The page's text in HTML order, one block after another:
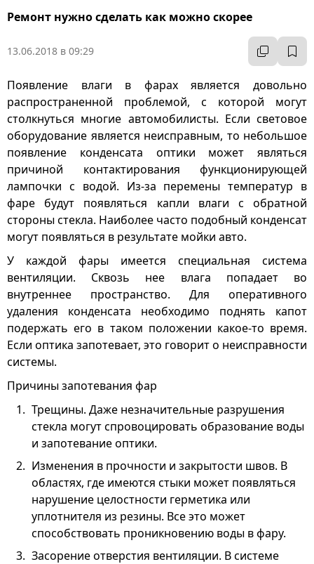
Ремонт нужно сделать как можно скорее
13.06.2018 в 09:29
Появление влаги в фарах является довольно
распространенной проблемой, с которой могут
столкнуться многие автомобилисты. Если световое
оборудование является неисправным, то небольшое
появление конденсата оптики может являться
причиной контактирования функционирующей
лампочки с водой. Из-за перемены температур в
фаре будут появляться капли влаги с обратной
стороны стекла. Наиболее часто подобный конденсат
могут появляться в результате мойки авто.
У каждой фары имеется специальная система
вентиляции. Сквозь нее влага попадает во
внутреннее пространство. Для оперативного
удаления конденсата необходимо поднять капот
подержать его в таком положении какое-то время.
Если оптика запотевает, это говорит о неисправности
системы.
Причины запотевания фар
Трещины. Даже незначительные разрушения
стекла могут спровоцировать образование воды
и запотевание оптики.
Изменения в прочности и закрытости швов. В
областях, где имеются стыки может появляться
нарушение целостности герметика или
уплотнителя из резины. Все это может
способствовать проникновению воды в фару.
Засорение отверстия вентиляции. В системе